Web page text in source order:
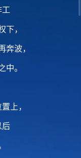
工
，
波，
。
上，
后